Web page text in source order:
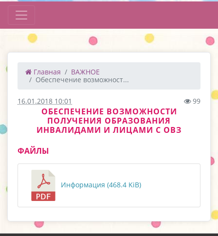
Главная
ВАЖНОЕ
Обеспечение возможност...
16.01.2018 10:01 99
ОБЕСПЕЧЕНИЕ ВОЗМОЖНОСТИ
ПОЛУЧЕНИЯ ОБРАЗОВАНИЯ
ИНВАЛИДАМИ И ЛИЦАМИ С ОВЗ
ФАЙЛЫ
Информация (468.4 KiB)